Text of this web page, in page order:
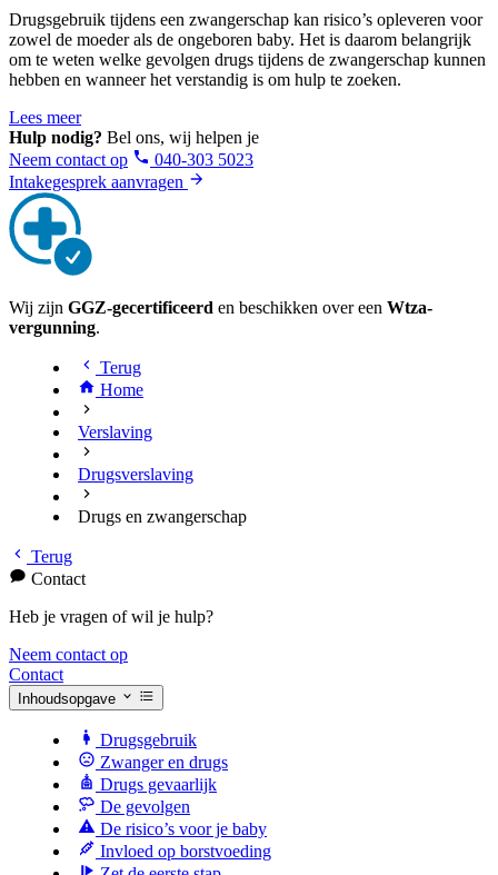
Drugsgebruik tijdens een zwangerschap kan risico’s opleveren voor
zowel de moeder als de ongeboren baby. Het is daarom belangrijk
om te weten welke gevolgen drugs tijdens de zwangerschap kunnen
hebben en wanneer het verstandig is om hulp te zoeken.
Lees meer
Hulp nodig? Bel ons, wij helpen je
Neem contact op
040-303 5023
Intakegesprek aanvragen
Wij zijn GGZ-gecertificeerd en beschikken over een Wtza-
vergunning.
Terug
Home
Verslaving
Drugsverslaving
Drugs en zwangerschap
Terug
Contact
Heb je vragen of wil je hulp?
Neem contact op
Contact
Inhoudsopgave
Drugsgebruik
Zwanger en drugs
Drugs gevaarlijk
De gevolgen
De risico’s voor je baby
Invloed op borstvoeding